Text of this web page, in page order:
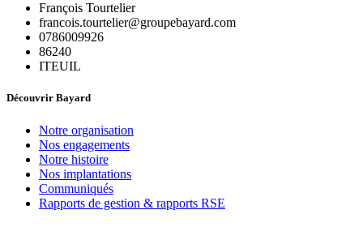
François Tourtelier
francois.tourtelier@groupebayard.com
0786009926
86240
ITEUIL
Découvrir Bayard
Notre organisation
Nos engagements
Notre histoire
Nos implantations
Communiqués
Rapports de gestion & rapports RSE